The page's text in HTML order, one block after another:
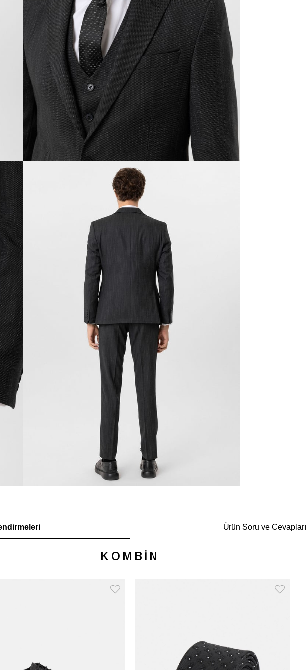
Ürün Soru ve Cevapları
KOMBİN